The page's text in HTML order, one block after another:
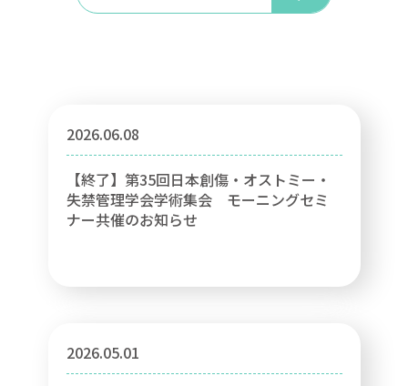
2026.06.08
【終了】第35回日本創傷・オストミー・
失禁管理学会学術集会 モーニングセミ
ナー共催のお知らせ
2026.05.01